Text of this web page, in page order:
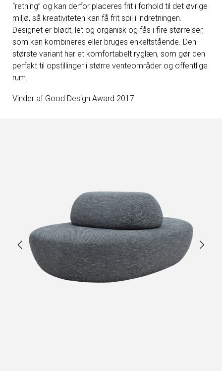
“retning” og kan derfor placeres frit i forhold til det øvrige
miljø, så kreativiteten kan få frit spil i indretningen.
Designet er blødt, let og organisk og fås i fire størrelser,
som kan kombineres eller bruges enkeltstående. Den
største variant har et komfortabelt ryglæn, som gør den
perfekt til opstillinger i større venteområder og offentlige
rum.
Vinder af Good Design Award 2017